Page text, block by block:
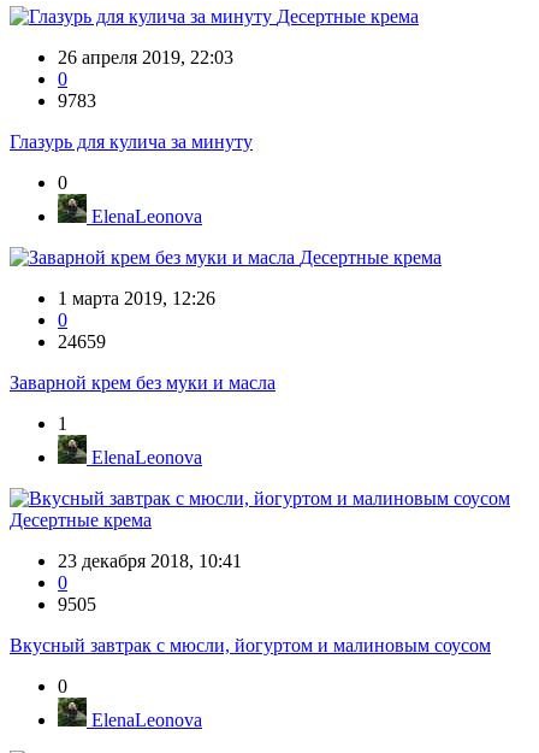
Десертные крема
26 апреля 2019, 22:03
0
9783
Глазурь для кулича за минуту
0
ElenaLeonova
Десертные крема
1 марта 2019, 12:26
0
24659
Заварной крем без муки и масла
1
ElenaLeonova
Десертные крема
23 декабря 2018, 10:41
0
9505
Вкусный завтрак с мюсли, йогуртом и малиновым соусом
0
ElenaLeonova